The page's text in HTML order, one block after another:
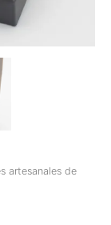
artesanales de